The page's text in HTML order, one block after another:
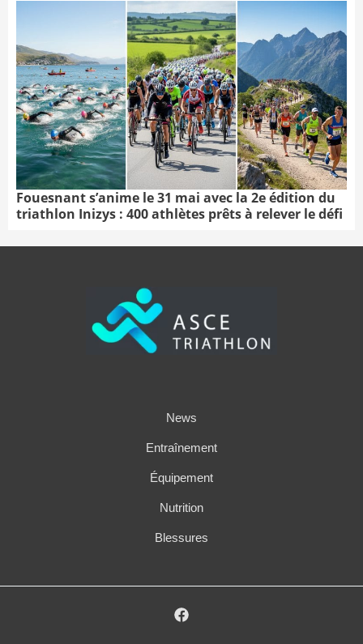
Fouesnant s’anime le 31 mai avec la 2e édition du
triathlon Inizys : 400 athlètes prêts à relever le défi
News
Entraînement
Équipement
Nutrition
Blessures